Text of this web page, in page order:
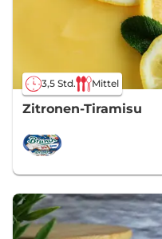
3,5 Std. Mittel
Zitronen-Tiramisu